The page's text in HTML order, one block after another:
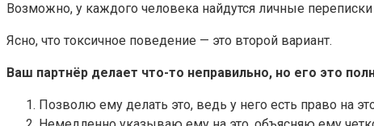
Возможно, у каждого человека найдутся личные переписки
Ясно, что токсичное поведение — это второй вариант.
Ваш партнёр делает что-то неправильно, но его это
Позволю ему делать это, ведь у него есть право на